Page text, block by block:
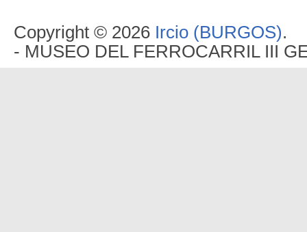
Copyright © 2026 Ircio (BURGOS).
- MUSEO DEL FERROCARRIL III